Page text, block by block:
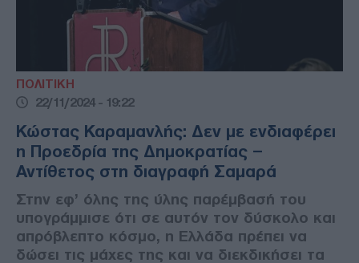
ΠΟΛΙΤΙΚΗ
22/11/2024 - 19:22
Κώστας Καραμανλής: Δεν με ενδιαφέρει
η Προεδρία της Δημοκρατίας –
Αντίθετος στη διαγραφή Σαμαρά
Στην εφ’ όλης της ύλης παρέμβασή του
υπογράμμισε ότι σε αυτόν τον δύσκολο και
απρόβλεπτο κόσμο, η Ελλάδα πρέπει να
δώσει τις μάχες της και να διεκδικήσει τα